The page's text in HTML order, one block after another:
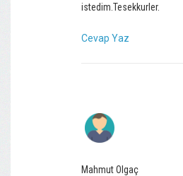
istedim.Tesekkurler.
Cevap Yaz
Mahmut Olgaç